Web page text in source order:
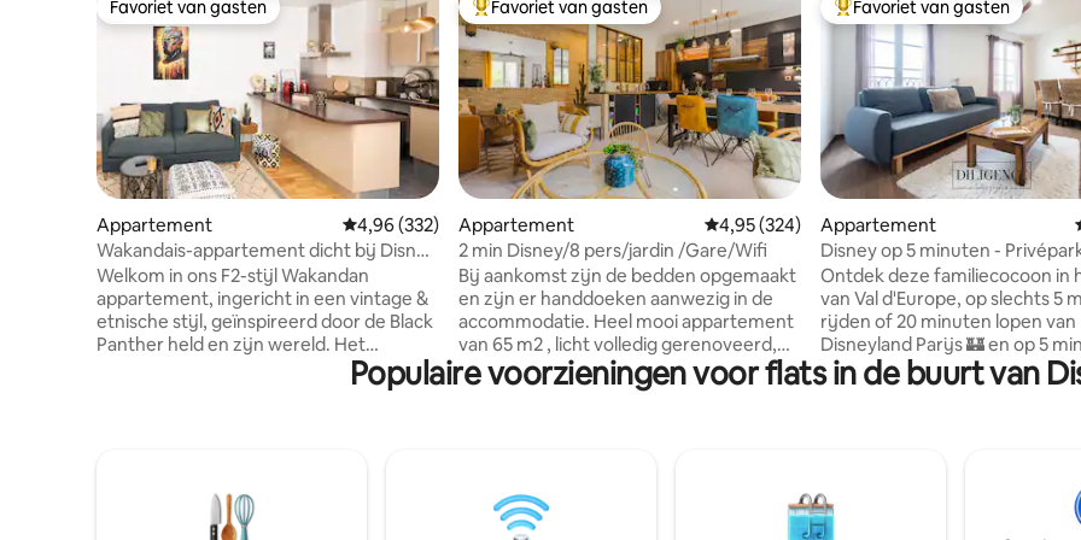
Favoriet van gasten
Favoriet van gasten
Appartement Gemiddelde beoordeling van 4,96 uit 5, 332 recensies
4,96 (332)
Wakandais-appartement dicht bij Disney
parkeerplaats & wifi
Welkom in ons F2-stijl Wakandan
appartement, ingericht in een vintage &
etnische stijl, geïnspireerd door de Black
Panther held en zijn wereld. Het
appartement is gelegen op de begane
grond in een populaire residentie in
bagage neer te zetten, te genieten en te
ontspannen, na intense dagen in
Topfavoriet van gasten
Favoriet van gasten
Appartement Gemiddelde beoordeling van 4,95 uit 5, 324
4,95 (324)
2 min Disney/8 pers/jardin /Gare/Wifi
Bij aankomst zijn de bedden opgemaakt
en zijn er handdoeken aanwezig in de
accommodatie. Heel mooi appartement
van 65 m2 , licht volledig gerenoveerd,
ingericht en volledig voorzien van
kwaliteitsmeubilair met uitzicht op de
aanvraag, baby bed met matras ,
dekbed, linnen met kussenslopen,
Topfavoriet van gasten
Favoriet van gasten
Appartement
Disney op 5 minuten -
- Airconditioning
Ontdek deze familiecocoon in
van Val d'Europe, op slechts 5
rijden of 20 minuten lopen van
Disneyland Parijs 🏰 en op 5
lopen van het winkelcentrum
D'EUROPE 🛍️! Perfect voor een magisch
veilig parkeren is voor jou
Comfort, bruikbaarheid en
Populaire voorzieningen voor flats in de buurt van